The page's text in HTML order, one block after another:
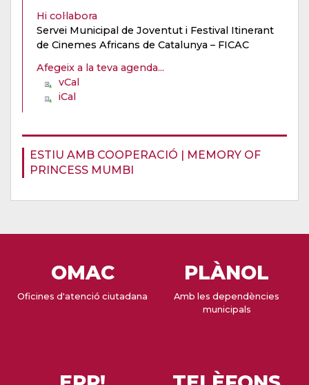
ESTIU AMB COOPERACIÓ | MEMORY OF
PRINCESS MUMBI
Hi col·labora
Servei Municipal de Joventut i Festival Itinerant
de Cinemes Africans de Catalunya – FICAC
Afegeix a la teva agenda...
vCal
iCal
OMAC
Oficines d'atenció ciutadana
PLÀNOL
Amb les dependències
municipals